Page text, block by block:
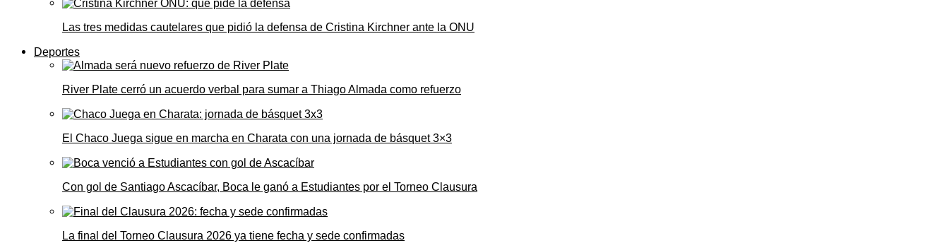
Las tres medidas cautelares que pidió la defensa de Cristina Kirchner ante la ONU
Deportes
River Plate cerró un acuerdo verbal para sumar a Thiago Almada como refuerzo
El Chaco Juega sigue en marcha en Charata con una jornada de básquet 3×3
Con gol de Santiago Ascacíbar, Boca le ganó a Estudiantes por el Torneo Clausura
La final del Torneo Clausura 2026 ya tiene fecha y sede confirmadas